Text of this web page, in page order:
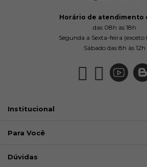
Horário de atendimento
das 08h às 18h
Segunda a Sexta-feira (exceto
Sábado das 8h às 12h
Institucional
Para Você
Dúvidas